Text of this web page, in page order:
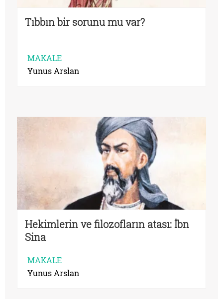
Tıbbın bir sorunu mu var?
MAKALE
Yunus Arslan
Hekimlerin ve filozofların atası: İbn
Sina
MAKALE
Yunus Arslan